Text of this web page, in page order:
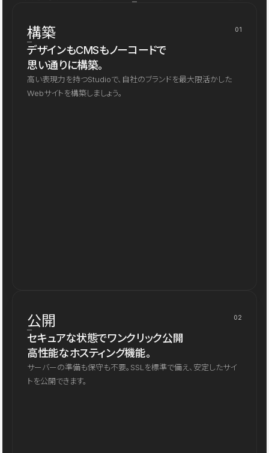
構築 01
デザインもCMSもノーコードで
思い通りに構築。
高い表現力を持つStudioで、自社のブランドを最大限活かした
Webサイトを構築しましょう。
公開 02
セキュアな状態でワンクリック公開
高性能なホスティング機能。
サーバーの準備も保守も不要。SSLを標準で備え、安定したサイ
トを公開できます。